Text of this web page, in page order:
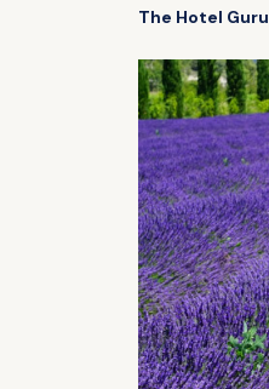
The Hotel Guru